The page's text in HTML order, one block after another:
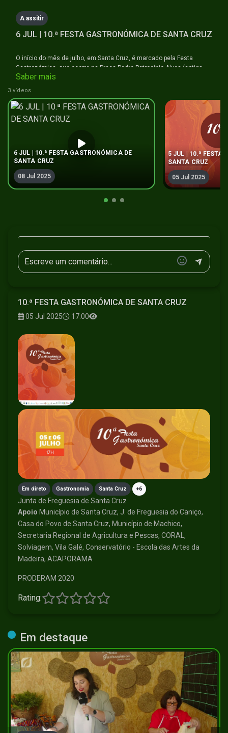
A assitir
6 JUL | 10.ª FESTA GASTRONÓMICA DE SANTA CRUZ
O início do mês de julho, em Santa Cruz, é marcado pela Festa
Gastronómica, que ocorre na Praça Padre Patrocínio Alves (antiga
Praça do Mercado). Organizada pela Junta de Freguesia, esta é uma
festa muito rica não só na gastronomia, pois oferece um vasto leque
de escolhas, como também na boa música, com diversos artistas ao
longo das noites em que decorre o evento.
#festagastronómica #gastronomiaa #santacruz #ilhadamadeira
#naminhaterratv
Saber mais
3 vídeos
6 JUL | 10.ª FESTA GASTRONÓMICA DE
SANTA CRUZ
08 Jul 2025
5 JUL | 10.ª FESTA
SANTA CRUZ
05 Jul 2025
10.ª FESTA GASTRONÓMICA DE SANTA CRUZ
05 Jul 2025 17:00
Em direto Gastronomia Santa Cruz +6
Junta de Freguesia de Santa Cruz
Apoio Município de Santa Cruz, J. de Freguesia do Caniço,
Casa do Povo de Santa Cruz, Município de Machico,
Secretaria Regional de Agricultura e Pescas, CORAL,
Solviagem, Vila Galé, Conservatório - Escola das Artes da
Madeira, ACAPORAMA
PRODERAM 2020
Rating:
Em destaque